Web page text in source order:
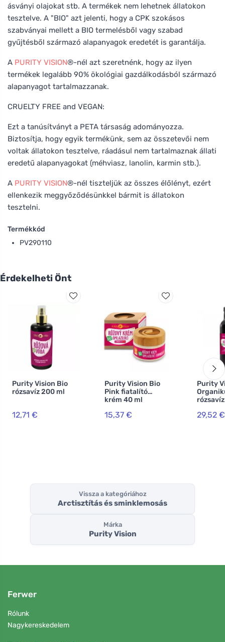
ásványi olajokat stb. A termékek nem lehetnek állatokon
tesztelve. A "BIO" azt jelenti, hogy a CPK szokásos
szabványai mellett a BIO termelésből vagy szabad
gyűjtésből származó alapanyagok eredetét is garantálja.
A PURITY VISION®-nél azt szeretnénk, hogy az ilyen
termékek legalább 90% ökológiai gazdálkodásból származó
alapanyagot tartalmazzanak.
CRUELTY FREE and VEGAN:
Ezt a tanúsítványt a PETA társaság adományozza.
Biztosítja, hogy egyik termékünk, sem az összetevői nem
voltak állatokon tesztelve, ráadásul nem tartalmaznak állati
eredetű alapanyagokat (méhviasz, lanolin, karmin stb.).
A PURITY VISION®-nél tiszteljük az összes élőlényt, ezért
ellenkezik meggyőződésünkkel bármit is állatokon
tesztelni.
Termékkód
PV290110
Érdekelheti Önt
Purity Vision Bio
rózsavíz 200 ml
12,71 €
Purity Vision Bio
Pink fiatalító
krém 40 ml
15,37 €
Purity
rózsavíz
29,52 €
Vissza a kategóriához
Arctisztítás és sminklemosás
Márka
Purity Vision
Ferwer
Rólunk
Nagykereskedelem